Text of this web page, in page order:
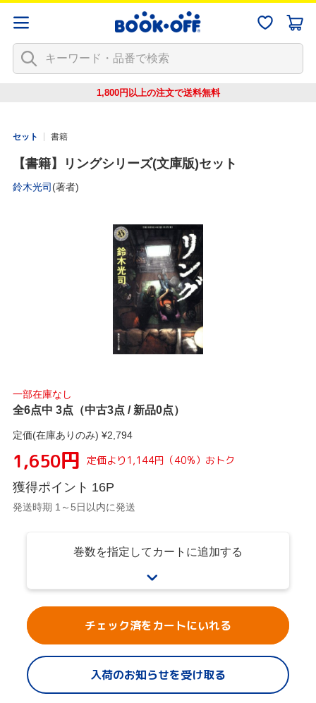
1,800円以上の注文で送料無料
セット 書籍
【書籍】リングシリーズ(文庫版)セット
鈴木光司 (著者)
一部在庫なし
全6点中 3点（中古3点 / 新品0点）
定価(在庫ありのみ) ¥2,794
1,650円 定価より 1,144円 （40%） おトク
獲得ポイント 16P
発送時期 1～5日以内に発送
巻数を指定してカートに追加する
チェック済をカートにいれる
入荷のお知らせを受け取る